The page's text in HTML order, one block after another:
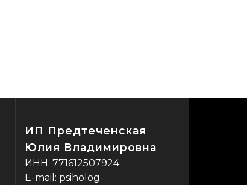
ИП Предтеченская
Юлия Владимировна
ИНН: 771612507924
E-mail: psiholog-